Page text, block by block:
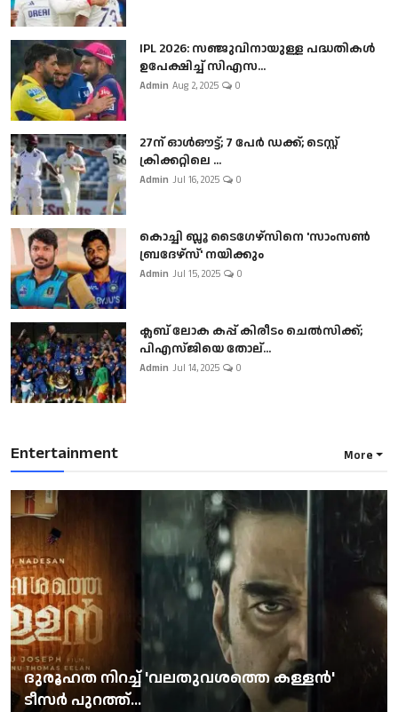
IPL 2026: സഞ്ജുവിനായുള്ള പദ്ധതികൾ
ഉപേക്ഷിച്ച് സിഎസ...
Admin Aug 2, 2025 0
27ന് ഓൾഔട്ട്; 7 പേർ ഡക്ക്; ടെസ്റ്റ്
ക്രിക്കറ്റിലെ ...
Admin Jul 16, 2025 0
കൊച്ചി ബ്ലൂ ടൈഗേഴ്സിനെ 'സാംസൺ
ബ്രദേഴ്സ്' നയിക്കും
Admin Jul 15, 2025 0
ക്ലബ് ലോക കപ്പ് കിരീടം ചെല്‍സിക്ക്;
പിഎസ്ജിയെ തോല്...
Admin Jul 14, 2025 0
Entertainment More
ദുരൂഹത നിറച്ച് 'വലതുവശത്തെ കള്ളന്‍'
ടീസര്‍ പുറത്ത്...